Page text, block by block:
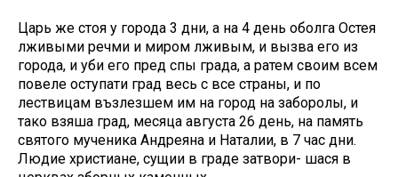
Царь же стоя у города 3 дни, а на 4 день оболга Остея
лживыми речми и миром лживым, и вызва его из
города, и уби его пред спы града, а ратем своим всем
повеле оступати град весь с все страны, и по
лествицам възлезшем им на город на заборолы, и
тако взяша град, месяца августа 26 день, на память
святого мученика Андреяна и Наталии, в 7 час дни.
Людие христиане, сущии в граде затвори- шася в